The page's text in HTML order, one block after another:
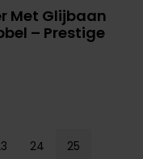
Met Glijbaan
– Prestige
24 25